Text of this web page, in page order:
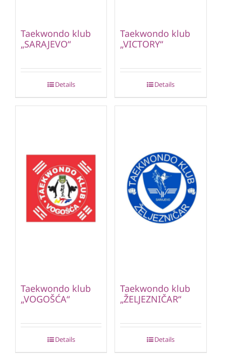
Taekwondo klub
„SARAJEVO“
Details
Taekwondo klub
„VICTORY“
Details
Taekwondo klub
„VOGOŠĆA“
Details
Taekwondo klub
„ŽELJEZNIČAR“
Details